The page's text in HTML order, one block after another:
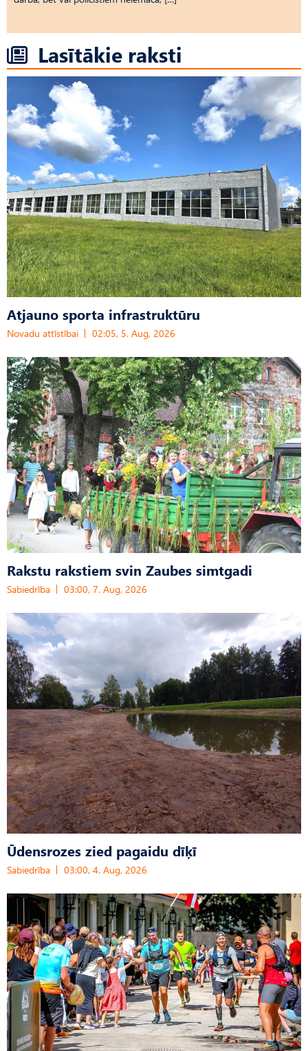
Lasītākie raksti
Atjauno sporta infrastruktūru
Novadu attīstībai 02:05, 5. Aug, 2026
Rakstu rakstiem svin Zaubes simtgadi
Sabiedrība 03:00, 7. Aug, 2026
Ūdensrozes zied pagaidu dīķī
Sabiedrība 03:00, 4. Aug, 2026